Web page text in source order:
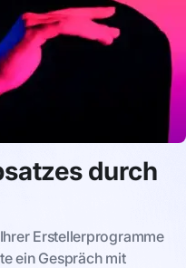
durch
Erstellerprogramme
ein Gespräch mit